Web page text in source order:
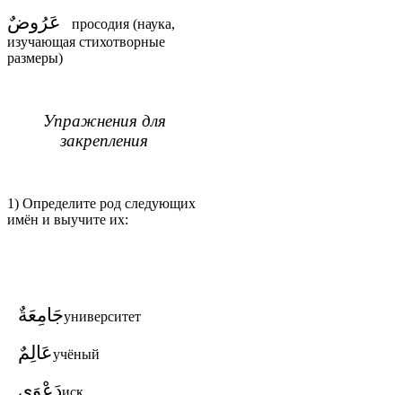
عَرُوضٌ
просодия (наука,
изучающая стихотворные
размеры)
Упражнения для
закрепления
1) Определите род следующих
имён и выучите их:
جَامِعَةٌуниверситет
عَالِمٌучёный
دَعْوَىиск